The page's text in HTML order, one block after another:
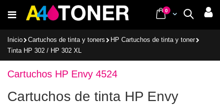
al
Buscar
Cart
0items
Inicio Cartuchos de tinta y toners
HP Cartuchos de tinta y toner
Tinta HP 302 / HP 302 XL
Cartuchos HP Envy 4524
Cartuchos de tinta HP Envy